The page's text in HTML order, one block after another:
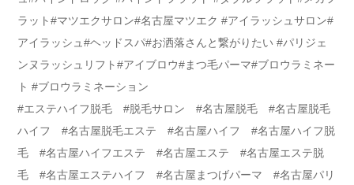
ラット#マツエクサロン#名古屋マツエク #アイラッシュサロン#
アイラッシュ#ヘッドスパ#お洒落さんと繋がりたい #パリジェ
ンヌラッシュリフト#アイブロウ#まつ毛パーマ#ブロウラミネー
ト #ブロウラミネーション
#エステハイフ脱毛 #脱毛サロン #名古屋脱毛 #名古屋脱毛
ハイフ #名古屋脱毛エステ #名古屋ハイフ #名古屋ハイフ脱
毛 #名古屋ハイフエステ #名古屋エステ #名古屋エステ脱
毛 #名古屋エステハイフ #名古屋まつげパーマ #名古屋パリ